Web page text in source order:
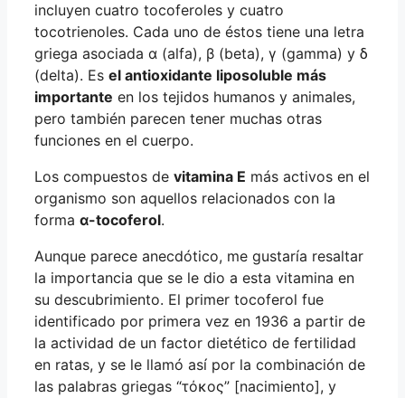
incluyen cuatro tocoferoles y cuatro
tocotrienoles. Cada uno de éstos tiene una letra
griega asociada α (alfa), β (beta), γ (gamma) y δ
(delta). Es el antioxidante liposoluble más
importante en los tejidos humanos y animales,
pero también parecen tener muchas otras
funciones en el cuerpo.
Los compuestos de vitamina E más activos en el
organismo son aquellos relacionados con la
forma α-tocoferol.
Aunque parece anecdótico, me gustaría resaltar
la importancia que se le dio a esta vitamina en
su descubrimiento. El primer tocoferol fue
identificado por primera vez en 1936 a partir de
la actividad de un factor dietético de fertilidad
en ratas, y se le llamó así por la combinación de
las palabras griegas “τόκος” [nacimiento], y